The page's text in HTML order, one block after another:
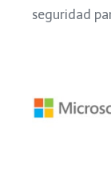
seguridad